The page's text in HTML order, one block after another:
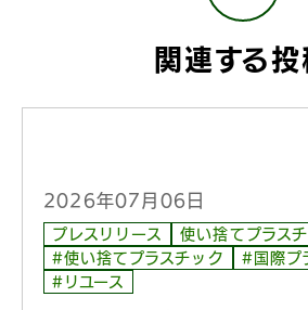
関連する投
2026年07月06日
プレスリリース
使い捨てプラス
#使い捨てプラスチック
#国際プ
#リユース